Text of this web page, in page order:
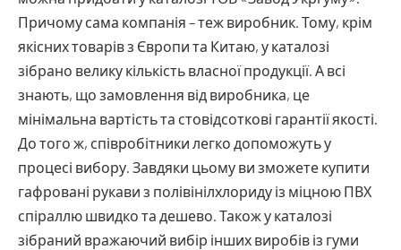
Причому сама компанія – теж виробник. Тому, крім
якісних товарів з Європи та Китаю, у каталозі
зібрано велику кількість власної продукції. А всі
знають, що замовлення від виробника, це
мінімальна вартість та стовідсоткові гарантії якості.
До того ж, співробітники легко допоможуть у
процесі вибору. Завдяки цьому ви зможете купити
гафровані рукави з полівінілхлориду із міцною ПВХ
спіраллю швидко та дешево. Також у каталозі
зібраний вражаючий вибір інших виробів із гуми